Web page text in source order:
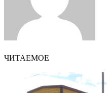
ЧИТАЕМОЕ